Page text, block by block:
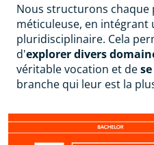
Nous structurons
méticuleuse, en intégrant
pluridisciplinaire. Cela
d'explorer divers
véritable vocation et de
branche qui leur est la